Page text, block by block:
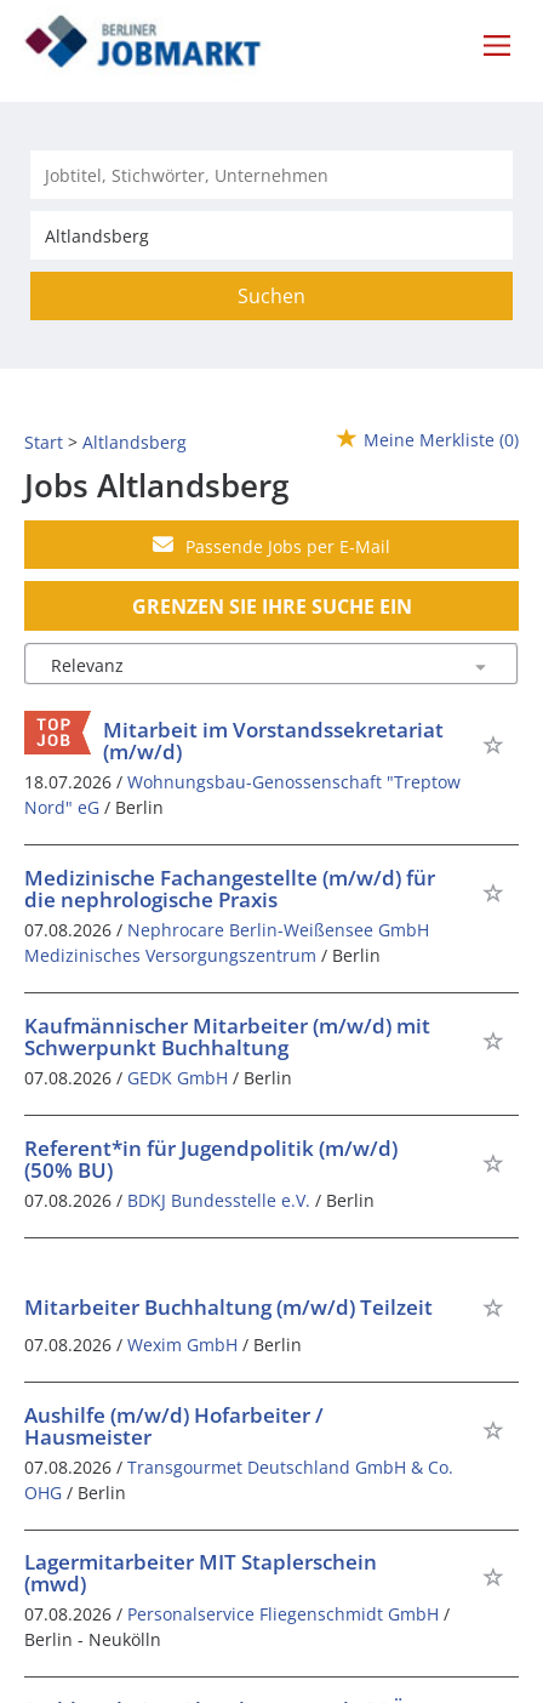
Suchen
Start Altlandsberg Meine Merkliste (0)
Jobs Altlandsberg
Passende Jobs per E-Mail
GRENZEN SIE IHRE SUCHE EIN
Mitarbeit im Vorstandssekretariat
(m/w/d)
18.07.2026 / Wohnungsbau-Genossenschaft "Treptow
Nord" eG / Berlin
Medizinische Fachangestellte (m/w/d) für
die nephrologische Praxis
07.08.2026 / Nephrocare Berlin-Weißensee GmbH
Medizinisches Versorgungszentrum / Berlin
Kaufmännischer Mitarbeiter (m/w/d) mit
Schwerpunkt Buchhaltung
07.08.2026 / GEDK GmbH / Berlin
Referent*in für Jugendpolitik (m/w/d)
(50% BU)
07.08.2026 / BDKJ Bundesstelle e.V. / Berlin
Mitarbeiter Buchhaltung (m/w/d) Teilzeit
07.08.2026 / Wexim GmbH / Berlin
Aushilfe (m/w/d) Hofarbeiter /
Hausmeister
07.08.2026 / Transgourmet Deutschland GmbH & Co.
OHG / Berlin
Lagermitarbeiter MIT Staplerschein
(mwd)
07.08.2026 / Personalservice Fliegenschmidt GmbH /
Berlin - Neukölln